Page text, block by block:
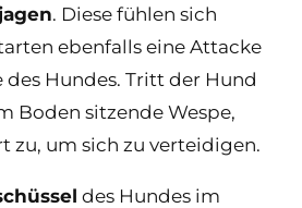
jagen. Diese fühlen sich
ebenfalls eine Attacke
des Hundes. Tritt der Hund
Boden sitzende Wespe,
zu, um sich zu verteidigen.
des Hundes im